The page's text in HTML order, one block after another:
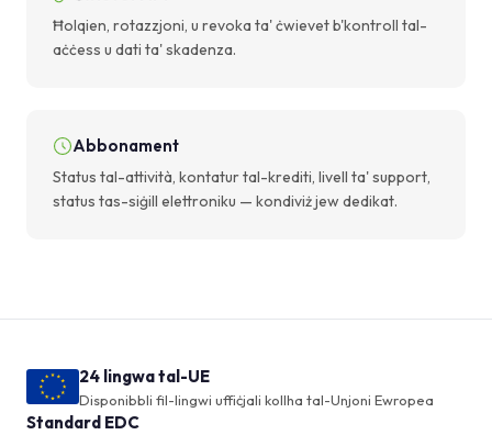
Ħolqien, rotazzjoni, u revoka ta' ċwievet b'kontroll tal-
aċċess u dati ta' skadenza.
Abbonament
Status tal-attività, kontatur tal-krediti, livell ta' support,
status tas-siġill elettroniku — kondiviż jew dedikat.
24 lingwa tal-UE
Disponibbli fil-lingwi uffiċjali kollha tal-Unjoni Ewropea
Standard EDC